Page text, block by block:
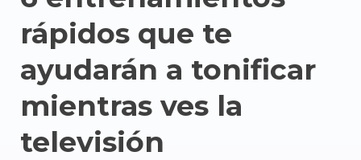
rápidos que te
ayudarán a tonificar
mientras ves la
televisión